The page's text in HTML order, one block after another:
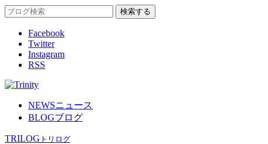
Facebook
Twitter
Instagram
RSS
NEWSニュース
BLOGブログ
TRILOG トリログ